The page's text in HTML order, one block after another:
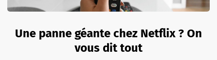
Une panne géante chez Netflix ? On
vous dit tout